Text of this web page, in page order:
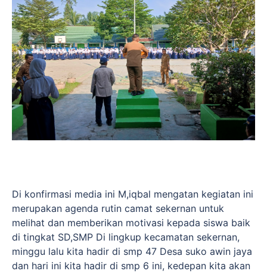
Di konfirmasi media ini M,iqbal mengatan kegiatan ini
merupakan agenda rutin camat sekernan untuk
melihat dan memberikan motivasi kepada siswa baik
di tingkat SD,SMP Di lingkup kecamatan sekernan,
minggu lalu kita hadir di smp 47 Desa suko awin jaya
dan hari ini kita hadir di smp 6 ini, kedepan kita akan